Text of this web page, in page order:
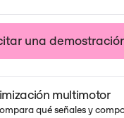
una
multimotor
qué señales y